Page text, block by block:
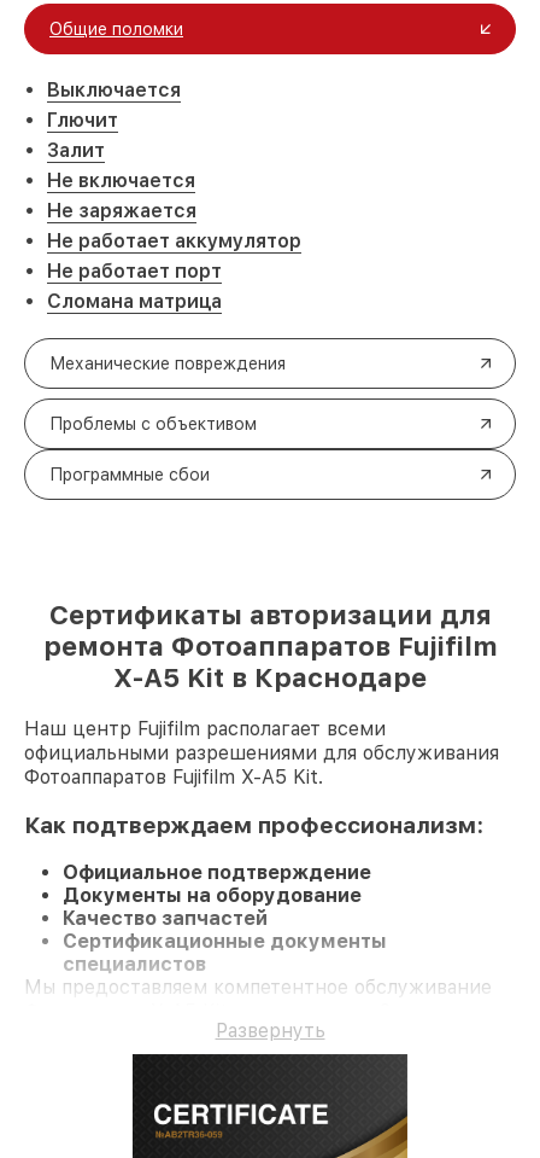
Общие поломки
Выключается
Глючит
Залит
Не включается
Не заряжается
Не работает аккумулятор
Не работает порт
Сломана матрица
Механические повреждения
Проблемы с объективом
Программные сбои
Сертификаты авторизации для
ремонта Фотоаппаратов Fujifilm
X-A5 Kit в Краснодаре
Наш центр Fujifilm располагает всеми
официальными разрешениями для обслуживания
Фотоаппаратов Fujifilm X-A5 Kit.
Как подтверждаем профессионализм:
Официальное подтверждение
Документы на оборудование
Качество запчастей
Сертификационные документы
специалистов
Мы предоставляем компетентное обслуживание
Развернуть